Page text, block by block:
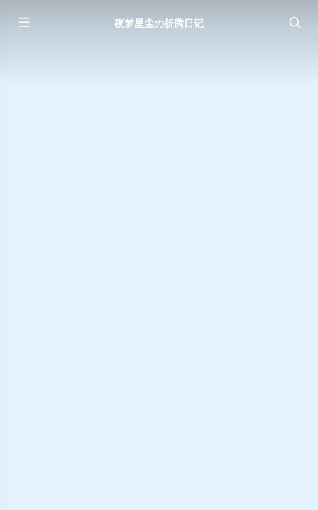
夜梦星尘の折腾日记